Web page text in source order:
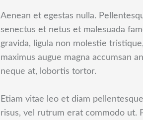
Aenean et egestas nulla.
senectus et netus et malesuada
gravida, ligula non molestie
maximus augue magna accumsan
neque at, lobortis tortor.
Etiam vitae leo et diam
risus, vel rutrum erat commodo ut.